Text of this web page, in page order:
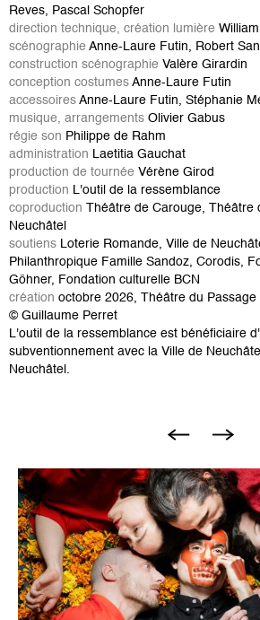
Reves, Pascal Schopfer
direction technique, création lumière
scénographie Anne-Laure Futin, Robert
construction scénographie Valère Girardin
conception costumes Anne-Laure Futin
accessoires Anne-Laure Futin, Stéphanie
musique, arrangements Olivier Gabus
régie son Philippe de Rahm
administration Laetitia Gauchat
production de tournée Vérène Girod
production L'outil de la ressemblance
coproduction Théâtre de Carouge, Théâtre
Neuchâtel
soutiens Loterie Romande, Ville de
Philanthropique Famille Sandoz, Corodis,
Göhner, Fondation culturelle BCN
création octobre 2026, Théâtre du Passage
© Guillaume Perret
L'outil de la ressemblance est bénéficiaire
subventionnement avec la Ville de
Neuchâtel.
Image